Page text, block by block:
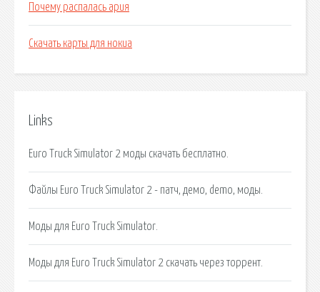
Почему распалась ария
Скачать карты для нокиа
Links
Euro Truck Simulator 2 моды скачать бесплатно.
Файлы Euro Truck Simulator 2 - патч, демо, demo, моды.
Моды для Euro Truck Simulator.
Моды для Euro Truck Simulator 2 скачать через торрент.